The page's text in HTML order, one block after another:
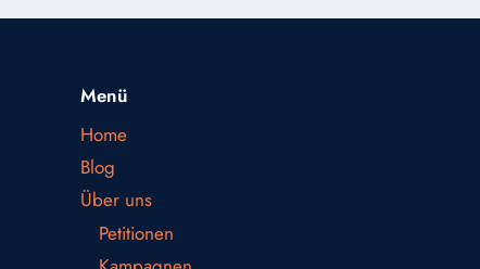
Menü
Home
Blog
Über uns
Petitionen